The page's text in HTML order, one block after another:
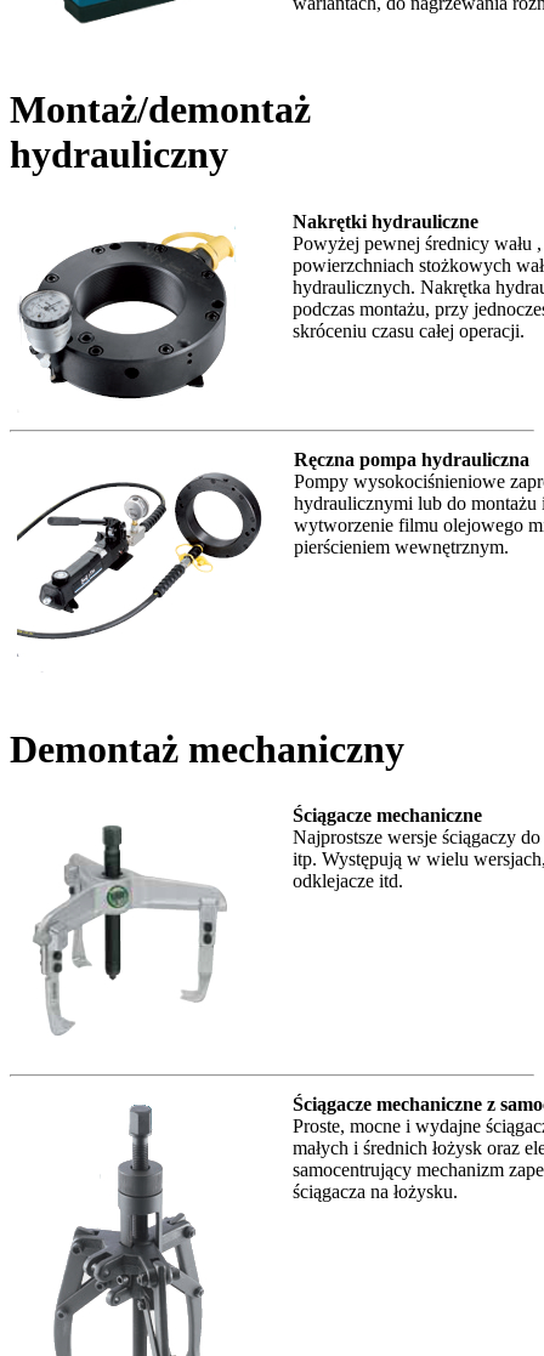
Montaż/demontaż
hydrauliczny
Nakrętki hydrauliczne
Powyżej pewnej średnicy wału
powierzchniach stożkowych
hydraulicznych. Nakrętka
podczas montażu, przy
skróceniu czasu całej operacji.
Ręczna pompa hydrauliczna
Pompy wysokociśnieniowe
hydraulicznymi lub do montażu
wytworzenie filmu olejowego
pierścieniem wewnętrznym.
Demontaż mechaniczny
Ściągacze mechaniczne
Najprostsze wersje ściągaczy
itp. Występują w wielu
odklejacze itd.
Ściągacze mechaniczne z
Proste, mocne i wydajne
małych i średnich łożysk oraz
samocentrujący mechanizm
ściągacza na łożysku.